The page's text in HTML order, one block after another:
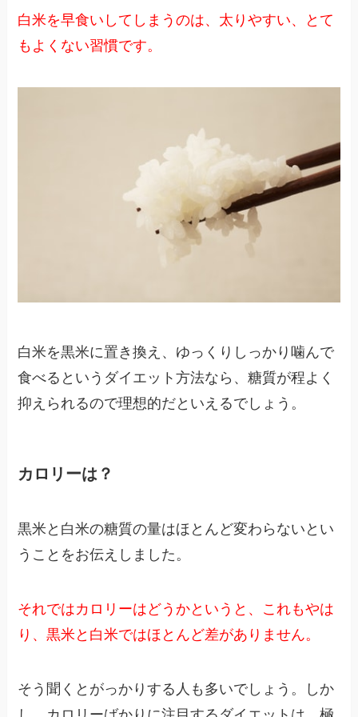
白米を早食いしてしまうのは、太りやすい、とて
もよくない習慣です。
白米を黒米に置き換え、ゆっくりしっかり噛んで
食べるというダイエット方法なら、糖質が程よく
抑えられるので理想的だといえるでしょう。
カロリーは？
黒米と白米の糖質の量はほとんど変わらないとい
うことをお伝えしました。
それではカロリーはどうかというと、これもやは
り、黒米と白米ではほとんど差がありません。
そう聞くとがっかりする人も多いでしょう。しか